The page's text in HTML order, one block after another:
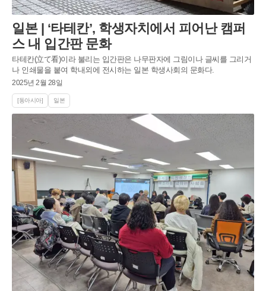
일본 | ‘타테칸’, 학생자치에서 피어난 캠퍼
스 내 입간판 문화
타테칸(立て看)이라 불리는 입간판은 나무판자에 그림이나 글씨를 그리거
나 인쇄물을 붙여 학내외에 전시하는 일본 학생사회의 문화다.
2025년 2월 28일
[동아시아] 일본